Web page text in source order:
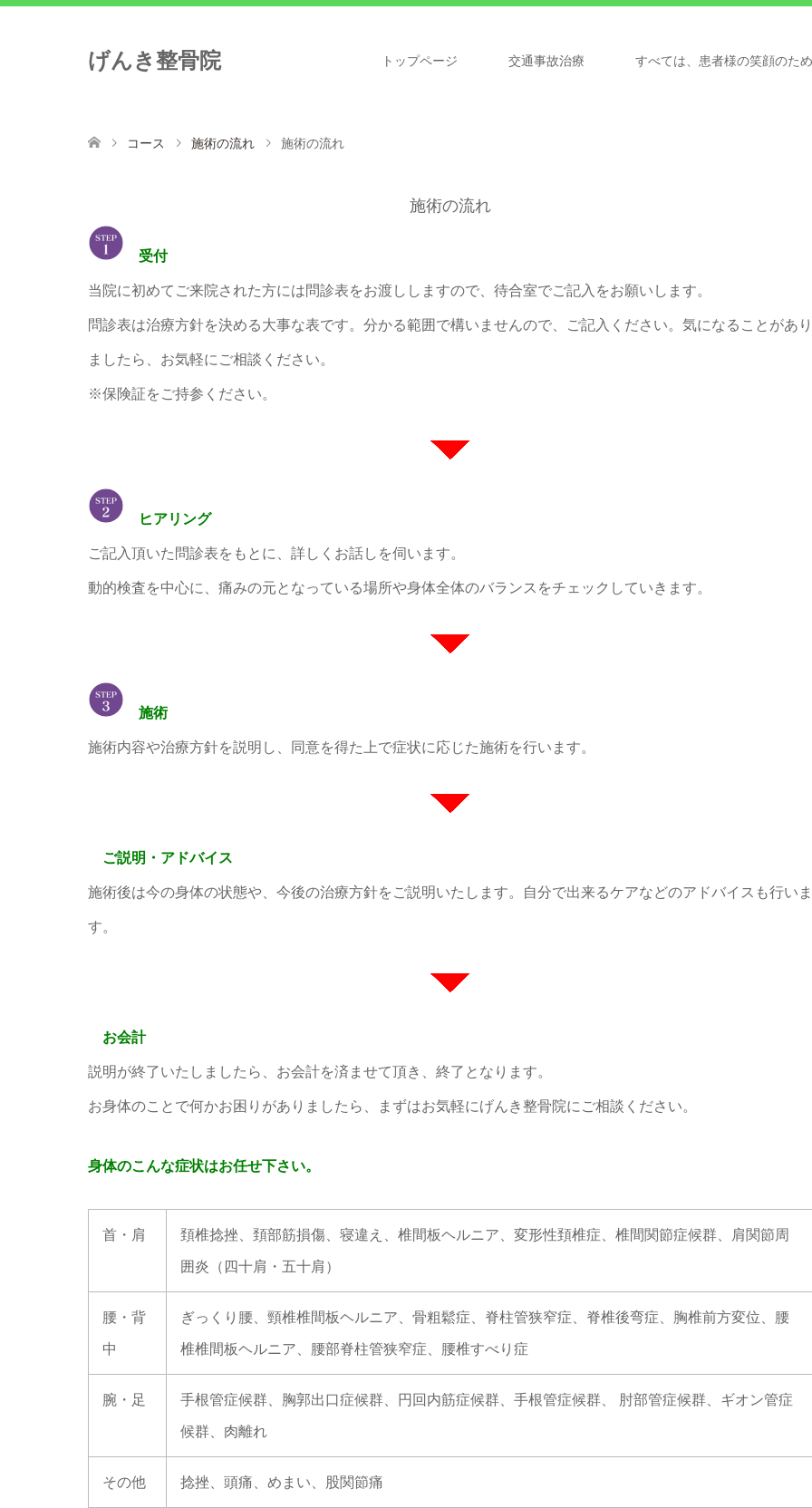
げんき整骨院 トップページ 交通事故治療 すべては、患者様の笑顔のた
コース 施術の流れ 施術の流れ
施術の流れ
受付
当院に初めてご来院された方には問診表をお渡ししますので、待合室でご記入をお願いします。
問診表は治療方針を決める大事な表です。分かる範囲で構いませんので、ご記入ください。気になることがあり
ましたら、お気軽にご相談ください。
※保険証をご持参ください。
ヒアリング
ご記入頂いた問診表をもとに、詳しくお話しを伺います。
動的検査を中心に、痛みの元となっている場所や身体全体のバランスをチェックしていきます。
施術
施術内容や治療方針を説明し、同意を得た上で症状に応じた施術を行います。
ご説明・アドバイス
施術後は今の身体の状態や、今後の治療方針をご説明いたします。自分で出来るケアなどのアドバイスも行いま
す。
お会計
説明が終了いたしましたら、お会計を済ませて頂き、終了となります。
お身体のことで何かお困りがありましたら、まずはお気軽にげんき整骨院にご相談ください。
身体のこんな症状はお任せ下さい。
首・肩 頚椎捻挫、頚部筋損傷、寝違え、椎間板ヘルニア、変形性頚椎症、椎間関節症候群、肩関節周
囲炎（四十肩・五十肩）
腰・背
中
ぎっくり腰、頸椎椎間板ヘルニア、骨粗鬆症、脊柱管狭窄症、脊椎後弯症、胸椎前方変位、腰
椎椎間板ヘルニア、腰部脊柱管狭窄症、腰椎すべり症
腕・足 手根管症候群、胸郭出口症候群、円回内筋症候群、手根管症候群、 肘部管症候群、ギオン管症
候群、肉離れ
その他 捻挫、頭痛、めまい、股関節痛